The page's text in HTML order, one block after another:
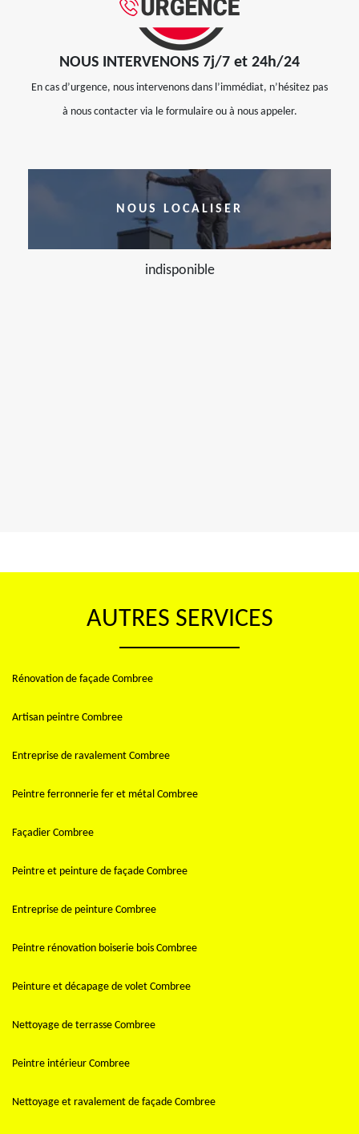
NOUS INTERVENONS 7j/7 et 24h/24
En cas d’urgence, nous intervenons dans l’immédiat, n’hésitez pas
à nous contacter via le formulaire ou à nous appeler.
NOUS LOCALISER
indisponible
AUTRES SERVICES
Rénovation de façade Combree
Artisan peintre Combree
Entreprise de ravalement Combree
Peintre ferronnerie fer et métal Combree
Façadier Combree
Peintre et peinture de façade Combree
Entreprise de peinture Combree
Peintre rénovation boiserie bois Combree
Peinture et décapage de volet Combree
Nettoyage de terrasse Combree
Peintre intérieur Combree
Nettoyage et ravalement de façade Combree